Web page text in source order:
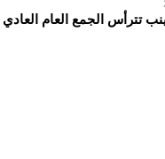
زینب تترأس الجمع العام